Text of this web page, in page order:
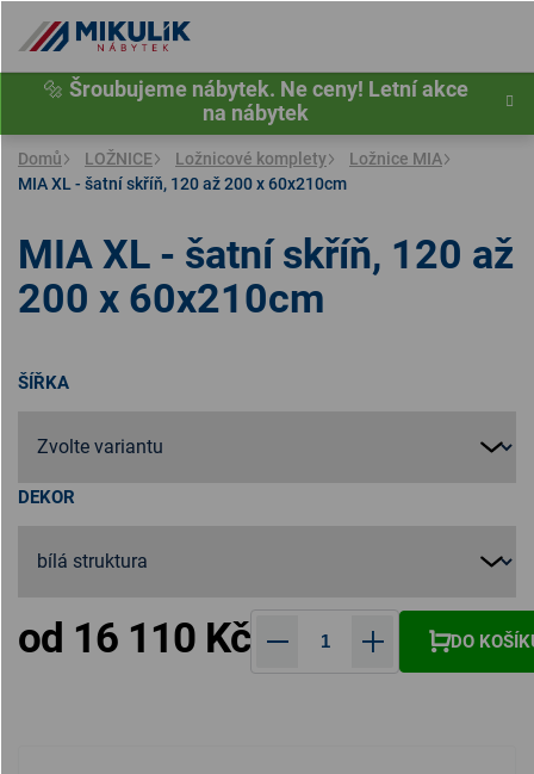
obsah
🔩 Šroubujeme nábytek. Ne ceny! Letní akce
na nábytek
Domů LOŽNICE Ložnicové komplety
Ložnice MIA
MIA XL - šatní skříň, 120 až 200 x 60x210cm
ŠÍŘKA
DEKOR
od 16 110 Kč DO
MIA XL - šatní skříň, 120 až
200 x 60x210cm